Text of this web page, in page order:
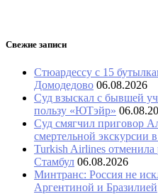
Свежие записи
Стюардессу с 15
Домодедово 06.08.2026
Суд взыскал с бывшей
пользу «ЮТэйр»
Суд смягчил приговор
смертельной экскурсии
Turkish Airlines
Стамбул 06.08.2026
Минтранс: Россия не
Аргентиной и Бразилией